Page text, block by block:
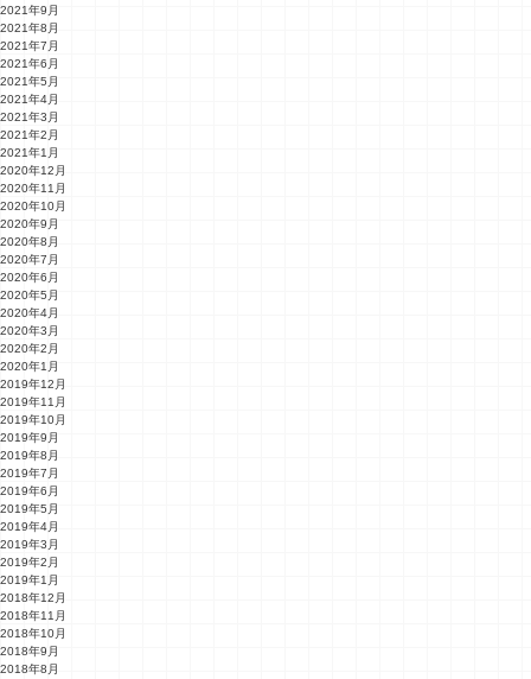
2021年9月
2021年8月
2021年7月
2021年6月
2021年5月
2021年4月
2021年3月
2021年2月
2021年1月
2020年12月
2020年11月
2020年10月
2020年9月
2020年8月
2020年7月
2020年6月
2020年5月
2020年4月
2020年3月
2020年2月
2020年1月
2019年12月
2019年11月
2019年10月
2019年9月
2019年8月
2019年7月
2019年6月
2019年5月
2019年4月
2019年3月
2019年2月
2019年1月
2018年12月
2018年11月
2018年10月
2018年9月
2018年8月